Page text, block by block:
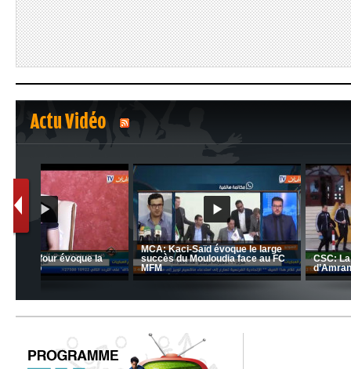
Actu Vidéo
1 2
MCA: Kaci-Saïd évoque le
succès du Mouloudia face
MFM
JSK: Brahim Zafour évoque la
situation du club